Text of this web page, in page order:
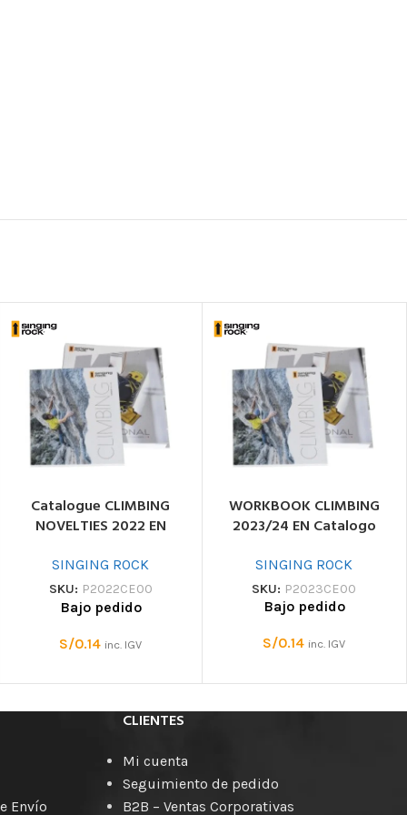
Catalogue CLIMBING
NOVELTIES 2022 EN
SINGING ROCK
SKU: P2022CE00
Bajo pedido
S/0.14 inc. IGV
WORKBOOK CLIMBING
2023/24 EN Catalogo
SINGING ROCK
SKU: P2023CE00
Bajo pedido
S/0.14 inc. IGV
Envío
CLIENTES
Mi cuenta
Seguimiento de pedido
B2B – Ventas Corporativas